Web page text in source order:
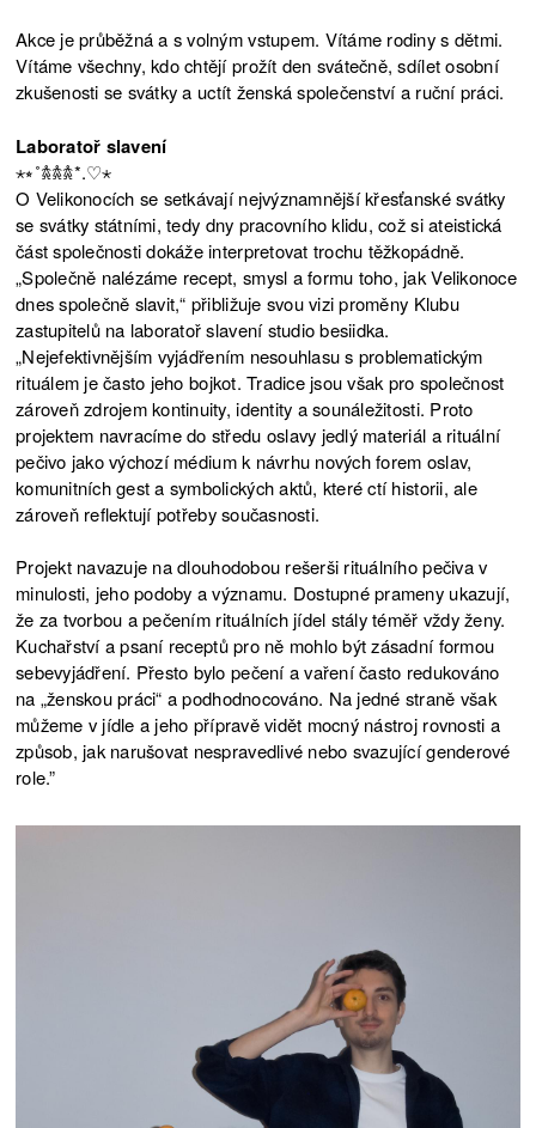
Akce je průběžná a s volným vstupem. Vítáme rodiny s dětmi.
Vítáme všechny, kdo chtějí prožít den svátečně, sdílet osobní
zkušenosti se svátky a uctít ženská společenství a ruční práci.
Laboratoř slavení
⋆⭒˚𖠋𖠋𖠋*.♡⋆
O Velikonocích se setkávají nejvýznamnější křesťanské svátky
se svátky státními, tedy dny pracovního klidu, což si ateistická
část společnosti dokáže interpretovat trochu těžkopádně.
„Společně nalézáme recept, smysl a formu toho, jak Velikonoce
dnes společně slavit,“ přibližuje svou vizi proměny Klubu
zastupitelů na laboratoř slavení studio besiidka.
„Nejefektivnějším vyjádřením nesouhlasu s problematickým
rituálem je často jeho bojkot. Tradice jsou však pro společnost
zároveň zdrojem kontinuity, identity a sounáležitosti. Proto
projektem navracíme do středu oslavy jedlý materiál a rituální
pečivo jako výchozí médium k návrhu nových forem oslav,
komunitních gest a symbolických aktů, které ctí historii, ale
zároveň reflektují potřeby současnosti.
Projekt navazuje na dlouhodobou rešerši rituálního pečiva v
minulosti, jeho podoby a významu. Dostupné prameny ukazují,
že za tvorbou a pečením rituálních jídel stály téměř vždy ženy.
Kuchařství a psaní receptů pro ně mohlo být zásadní formou
sebevyjádření. Přesto bylo pečení a vaření často redukováno
na „ženskou práci“ a podhodnocováno. Na jedné straně však
můžeme v jídle a jeho přípravě vidět mocný nástroj rovnosti a
způsob, jak narušovat nespravedlivé nebo svazující genderové
role.”